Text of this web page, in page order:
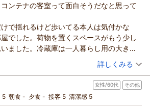
Yard丸亀をご利用いただきまして誠に
。 ご滞在に関しまして、ご満足頂けたよ
嬉しく存じます。 今後も、お客様により
ルを目指して参りますので、またお近く
ひ当ホテルをご利用くださいませ。また
同、心からお待ち申し上げております。
丸亀 スタッフ一同
（返信日：2026/06/29）
ンテナの客室って面白そうだなと思って
で揺れるけど歩いてる本人は気付かな
でした。荷物を置くスペースがもう少し
ました。冷蔵庫は一人暮らし用の大きさ
かれていて良かったです。電子レンジも
す。シャワーなどの水圧も問題なし。部
ンの効きも良かったです。ベッドの寝心地
で、バスルームに髪の毛がちらほら残っ
した。
（投稿日：2026/06/24）
泊 (夫婦旅行)
ド】ビジネスや観光の拠点に♪軽食＆ホットドリ
】
ツイン 食事なし
詳しくみる
女性/60代 その他
5 朝食 - 夕食 - 接客 5 清潔感 5